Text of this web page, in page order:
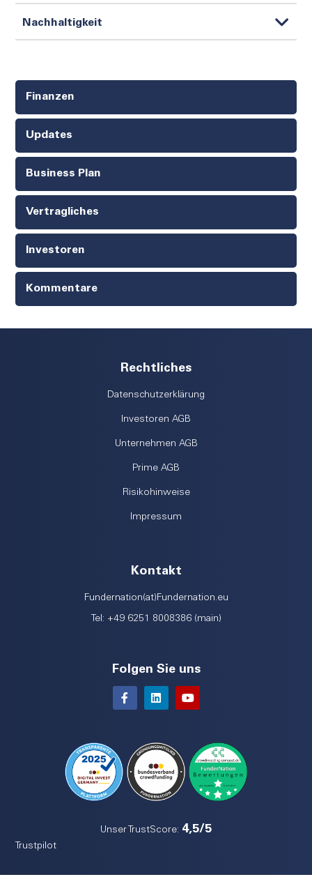
Nachhaltigkeit
Finanzen
Updates
Business Plan
Vertragliches
Investoren
Kommentare
Rechtliches
Datenschutzerklärung
Investoren AGB
Unternehmen AGB
Prime AGB
Risikohinweise
Impressum
Kontakt
Fundernation(at)Fundernation.eu
Tel: +49 6251 8008386 (main)
Folgen Sie uns
Unser TrustScore: 4,5/5
Trustpilot